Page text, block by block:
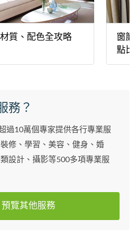
質、配色全攻略
窗簾
點比
務？
過10萬個專家提供各行專業服
修、學習、美容、健身、婚
設計、攝影等500多項專業服
預覽其他服務